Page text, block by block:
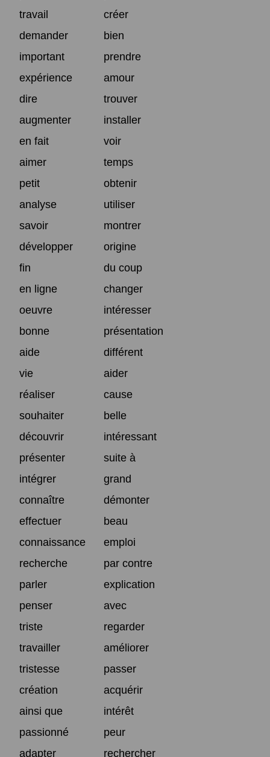
travail
créer
demander
bien
important
prendre
expérience
amour
dire
trouver
augmenter
installer
en fait
voir
aimer
temps
petit
obtenir
analyse
utiliser
savoir
montrer
développer
origine
fin
du coup
en ligne
changer
oeuvre
intéresser
bonne
présentation
aide
différent
vie
aider
réaliser
cause
souhaiter
belle
découvrir
intéressant
présenter
suite à
intégrer
grand
connaître
démonter
effectuer
beau
connaissance
emploi
recherche
par contre
parler
explication
penser
avec
triste
regarder
travailler
améliorer
tristesse
passer
création
acquérir
ainsi que
intérêt
passionné
peur
adapter
rechercher